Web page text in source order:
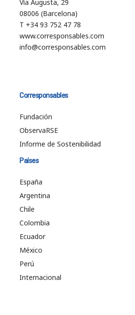
Vía Augusta, 29
08006 (Barcelona)
T +34 93 752 47 78
www.corresponsables.com
info@corresponsables.com
Corresponsables
Fundación
ObservaRSE
Informe de Sostenibilidad
Países
España
Argentina
Chile
Colombia
Ecuador
México
Perú
Internacional